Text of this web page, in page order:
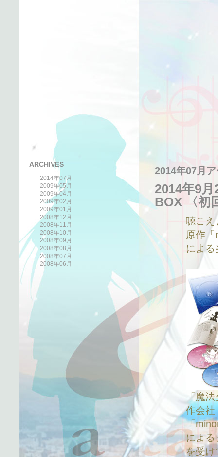
ARCHIVES
2014年07月
2009年05月
2009年04月
2009年02月
2009年01月
2008年12月
2008年11月
2008年10月
2008年09月
2008年08月
2008年07月
2008年06月
2014年07月
2014年9
BOX 〈初
聴こ
原作
によ
「魔
作会社
「
による
を受け